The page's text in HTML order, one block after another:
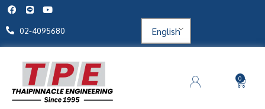
02-4095680 English
0